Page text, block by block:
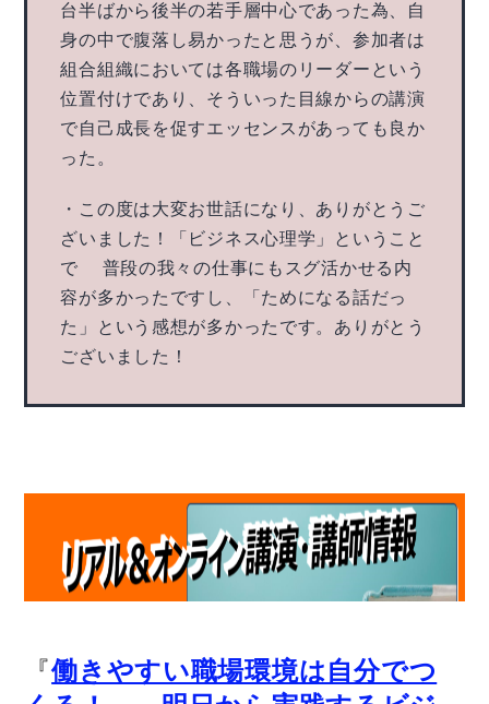
台半ばから後半の若手層中心であった為、自
身の中で腹落し易かったと思うが、参加者は
組合組織においては各職場のリーダーという
位置付けであり、そういった目線からの講演
で自己成長を促すエッセンスがあっても良か
った。
・この度は大変お世話になり、ありがとうご
ざいました！「ビジネス心理学」ということ
で 普段の我々の仕事にもスグ活かせる内
容が多かったですし、「ためになる話だっ
た」という感想が多かったです。ありがとう
ございました！
『働きやすい職場環境は自分でつ